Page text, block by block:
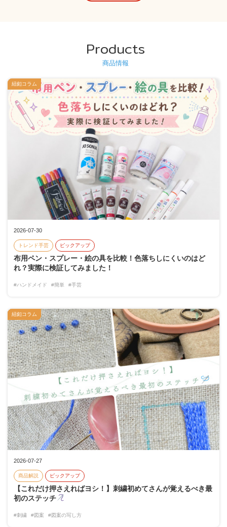
Products
商品情報
2026-07-30
トレンド手芸 ピックアップ
布用ペン・スプレー・絵の具を比較！色落ちしにくいのはど
れ？実際に検証してみました！
#ハンドメイド #簡単 #手芸
紐釦コラム
2026-07-27
商品解説 ピックアップ
【これだけ押さえればヨシ！】刺繍初めてさんが覚えるべき最
初のステッチ
#刺繍 #図案 #図案の写し方
紐釦コラム